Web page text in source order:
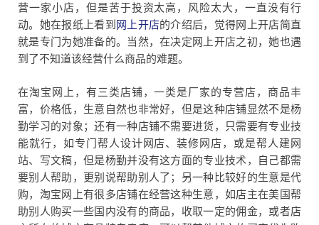
营一家小店，但是苦于投资太高，风险太大，一直没有行
动。她在报纸上看到 网上开店 的介绍后，觉得网上开店简直
就是专门为她准备的。当然，在决定网上开店之初，她也遇
到了不知道该经营什么商品的难题。
在淘宝网上，有三类店铺，一类是厂家的专营店，商品丰
富，价格低，生意自然也非常好，但是这种店铺显然不是杨
勤学习的对象；还有一种店铺不需要进货，只需要有专业技
能就行，如专门帮人设计网店、装修网店，或是帮人建网
站、写文稿，但是杨勤并没有这方面的专业技术，自己都需
要别人帮助，更别说帮助别人了；另一种比较好的生意是代
购，淘宝网上有很多店铺在经营这种生意，如店主在美国帮
助别人购买一些国内没有的商品，收取一定的佣金，或者店